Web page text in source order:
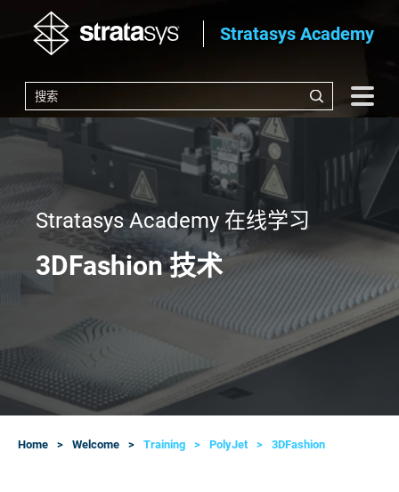
Stratasys Academy
Stratasys Academy 在线学习
3DFashion 技术
Home Welcome Training PolyJet 3DFashion